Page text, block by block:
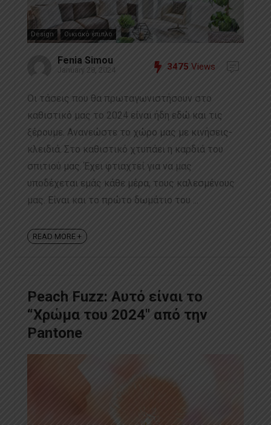
Design Οικιακό έπιπλο
Fenia Simou
January 28, 2024 3475 Views
Οι τάσεις που θα πρωταγωνιστήσουν στο
καθιστικό μας το 2024 είναι ήδη εδώ και τις
ξέρουμε. Ανανεώστε το χώρο μας με κινήσεις-
κλειδιά. Στο καθιστικό χτυπάει η καρδιά του
σπιτιού μας. Έχει φτιαχτεί για να μας
υποδέχεται εμάς κάθε μέρα, τους καλεσμένους
μας. Είναι και το πρώτο δωμάτιο του ...
READ MORE +
Peach Fuzz: Αυτό είναι το
“Χρώμα του 2024″ από την
Pantone